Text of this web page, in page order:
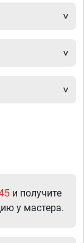
и получите
у мастера.